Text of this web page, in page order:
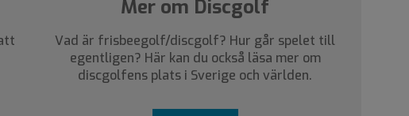
Mer om Discgolf
Vad är frisbeegolf/discgolf? Hur går spelet till
egentligen? Här kan du också läsa mer om
discgolfens plats i Sverige och världen.